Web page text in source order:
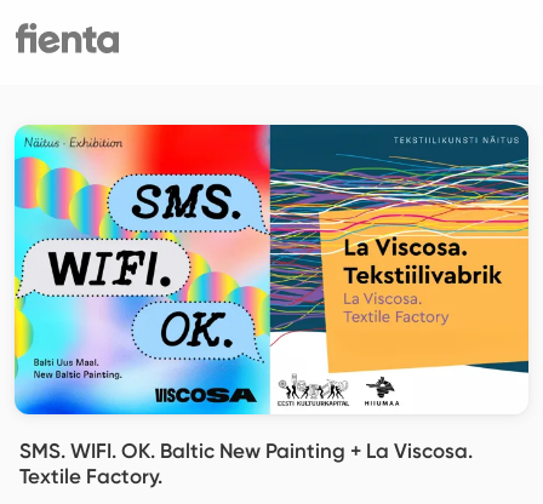
SMS. WIFI. OK. Baltic New Painting + La Viscosa.
Textile Factory.